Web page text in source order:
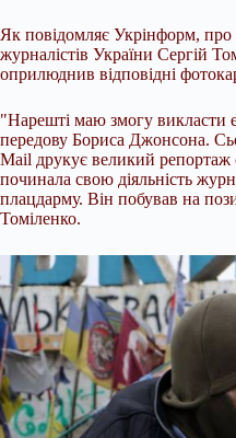
Як повідомляє Укрінформ, про
журналістів України Сергій
оприлюднив відповідні
"Нарешті маю змогу викласти
передову Бориса Джонсона.
Mail друкує великий
починала свою діяльність
плацдарму. Він побував на
Томіленко.